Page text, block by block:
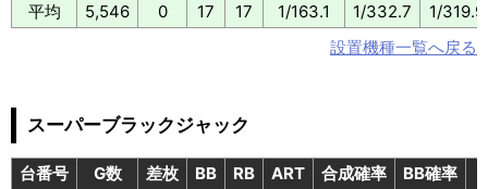
平均
5,546 0 17 17 1/163.1 1/332.7
1/319.9
設置機種一覧へ戻る
スーパーブラックジャック
台番号 G数 差枚 BB RB ART 合成確率 BB確率